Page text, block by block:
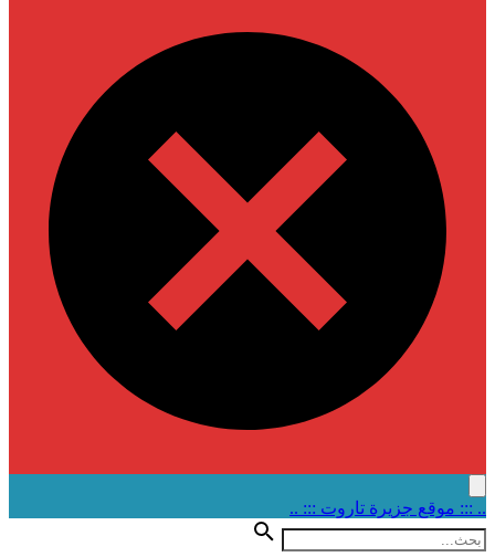
.. ::: موقع جزيرة تاروت ::: ..